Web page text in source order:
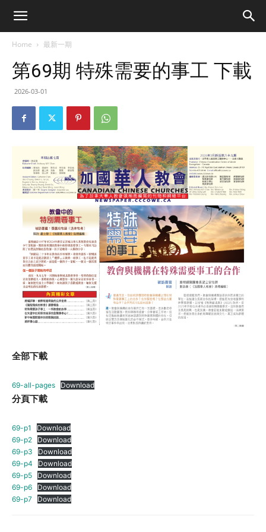
Home 最新一期
第69期 特殊需要的事工 下載
2026-03-01
全部下載
69-all-pages Download
分頁下載
69-p1
Download
69-p2
Download
69-p3
Download
69-p4
Download
69-p5
Download
69-p6
Download
69-p7
Download